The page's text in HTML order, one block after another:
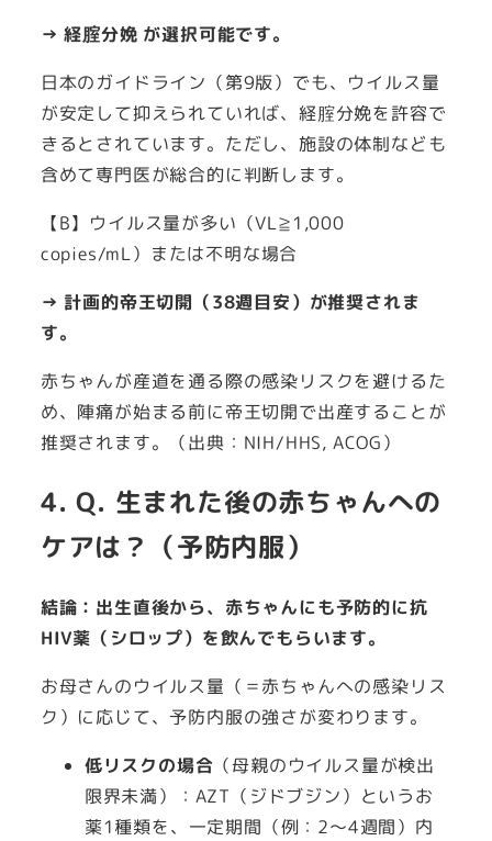
→ 経腟分娩 が選択可能です。
日本のガイドライン（第9版）でも、ウイルス量
が安定して抑えられていれば、経腟分娩を許容で
きるとされています。ただし、施設の体制なども
含めて専門医が総合的に判断します。
【B】ウイルス量が多い（VL≧1,000
copies/mL）または不明な場合
→ 計画的帝王切開（38週目安）が推奨されま
す。
赤ちゃんが産道を通る際の感染リスクを避けるた
め、陣痛が始まる前に帝王切開で出産することが
推奨されます。（出典：NIH/HHS, ACOG）
4. Q. 生まれた後の赤ちゃんへの
ケアは？（予防内服）
結論：出生直後から、赤ちゃんにも予防的に抗
HIV薬（シロップ）を飲んでもらいます。
お母さんのウイルス量（＝赤ちゃんへの感染リス
ク）に応じて、予防内服の強さが変わります。
低リスクの場合 （母親のウイルス量が検出
限界未満）：AZT（ジドブジン）というお
薬1種類を、一定期間（例：2～4週間）内